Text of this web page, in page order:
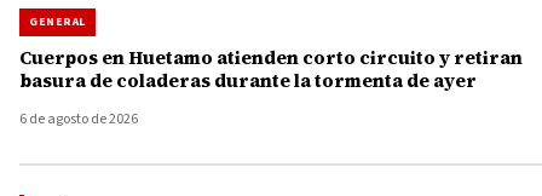
GENERAL
Cuerpos en Huetamo atienden corto circuito y retiran
basura de coladeras durante la tormenta de ayer
6 de agosto de 2026